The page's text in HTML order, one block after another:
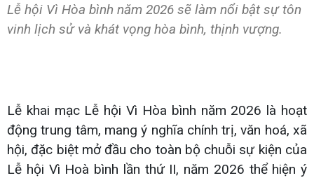
Lễ hội Vì Hòa bình năm 2026 sẽ làm nổi bật sự tôn
vinh lịch sử và khát vọng hòa bình, thịnh vượng.
Lễ khai mạc Lễ hội Vì Hòa bình năm 2026 là hoạt
động trung tâm, mang ý nghĩa chính trị, văn hoá, xã
hội, đặc biệt mở đầu cho toàn bộ chuỗi sự kiện của
Lễ hội Vì Hoà bình lần thứ II, năm 2026 thể hiện ý